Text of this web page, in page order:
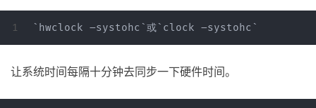
让系统时间每隔十分钟去同步一下硬件时间。